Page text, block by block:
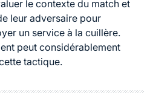
le contexte du match et
leur adversaire pour
un service à la cuillère.
peut considérablement
tactique.